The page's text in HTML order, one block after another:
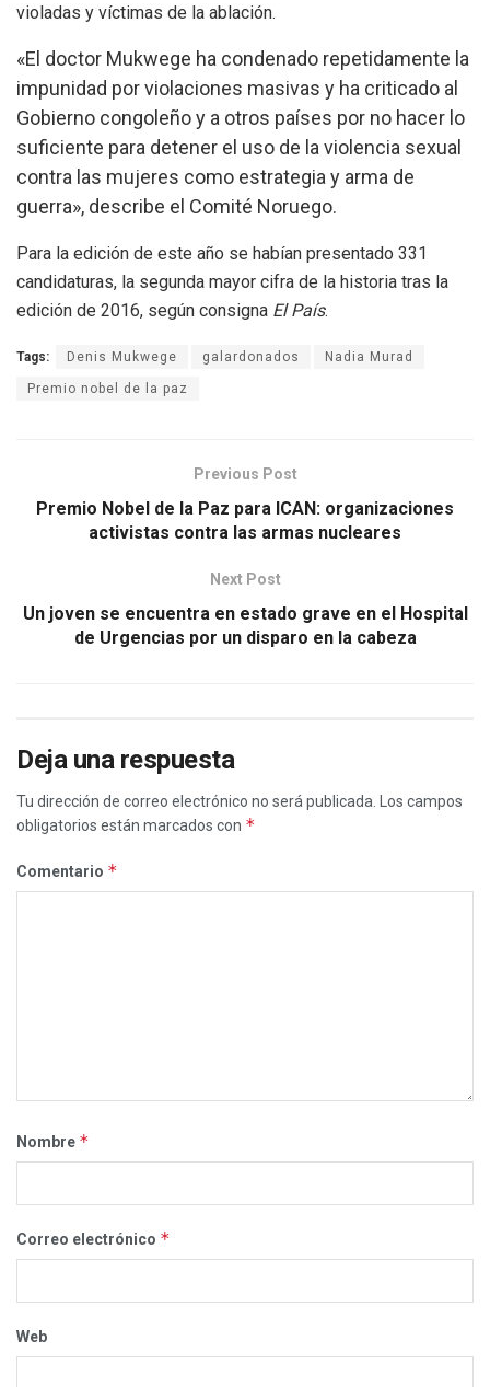
violadas y víctimas de la ablación.
«El doctor Mukwege ha condenado repetidamente la
impunidad por violaciones masivas y ha criticado al
Gobierno congoleño y a otros países por no hacer lo
suficiente para detener el uso de la violencia sexual
contra las mujeres como estrategia y arma de
guerra», describe el Comité Noruego.
Para la edición de este año se habían presentado 331
candidaturas, la segunda mayor cifra de la historia tras la
edición de 2016, según consigna El País.
Tags: Denis Mukwege galardonados Nadia Murad
Premio nobel de la paz
Previous Post
Premio Nobel de la Paz para ICAN: organizaciones
activistas contra las armas nucleares
Next Post
Un joven se encuentra en estado grave en el Hospital
de Urgencias por un disparo en la cabeza
Deja una respuesta
Tu dirección de correo electrónico no será publicada.
Los campos
obligatorios están marcados con *
Comentario *
Nombre *
Correo electrónico *
Web